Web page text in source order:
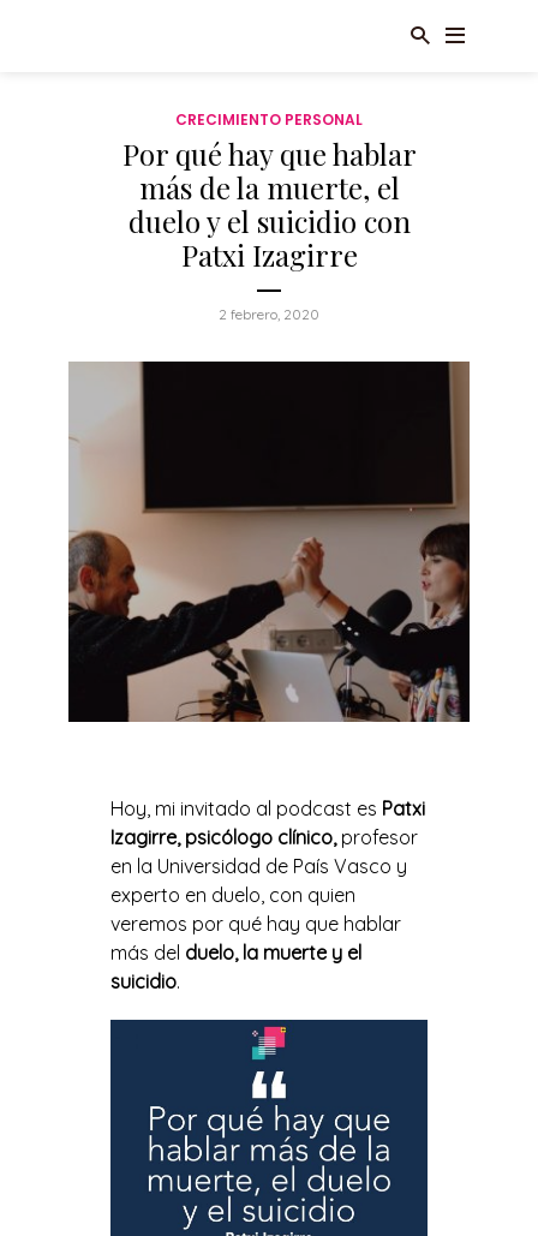
CRECIMIENTO PERSONAL
Por qué hay que hablar
más de la muerte, el
duelo y el suicidio con
Patxi Izagirre
2 febrero, 2020
Hoy, mi invitado al podcast es Patxi
Izagirre, psicólogo clínico, profesor
en la Universidad de País Vasco y
experto en duelo, con quien
veremos por qué hay que hablar
más del duelo, la muerte y el
suicidio.